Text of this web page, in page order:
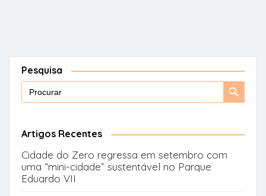
Pesquisa
Search
Search
Artigos Recentes
Cidade do Zero regressa em setembro com
uma “mini-cidade” sustentável no Parque
Eduardo VII